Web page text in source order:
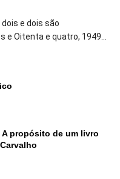
e dois são
e Oitenta e quatro, 1949...
propósito de um livro